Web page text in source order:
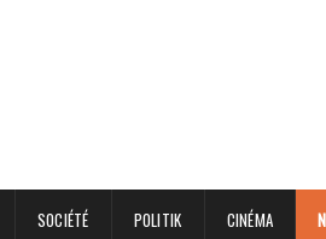
SOCIÉTÉ POLITIK CINÉMA